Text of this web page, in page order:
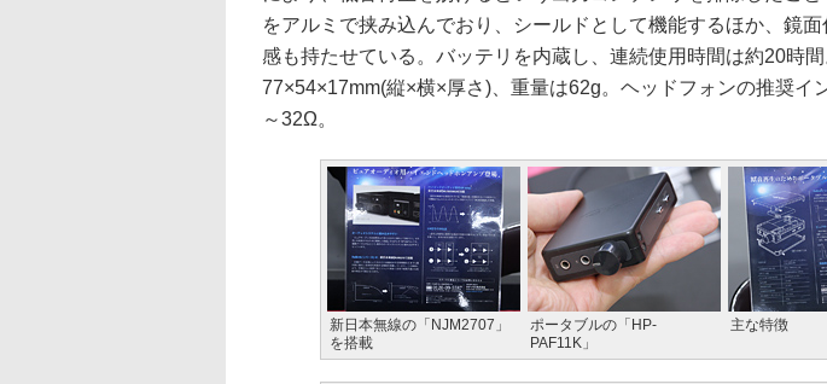
をアルミで挟み込んでおり、シールドとして機能するほか、鏡
感も持たせている。バッテリを内蔵し、連続使用時間は約20時
77×54×17mm(縦×横×厚さ)、重量は62g。ヘッドフォンの推奨イ
～32Ω。
新日本無線の「NJM2707」
を搭載
ポータブルの「HP-
PAF11K」
主な特徴